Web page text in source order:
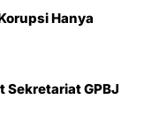
Hanya
Sekretariat GPBJ